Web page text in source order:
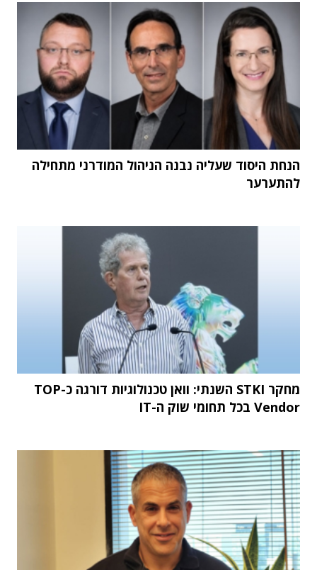
הנחת היסוד שעליה נבנה הניהול המודרני מתחילה
להתערער
מחקר STKI השנתי: וואן טכנולוגיות דורגה כ-TOP
Vendor בכל תחומי שוק ה-IT